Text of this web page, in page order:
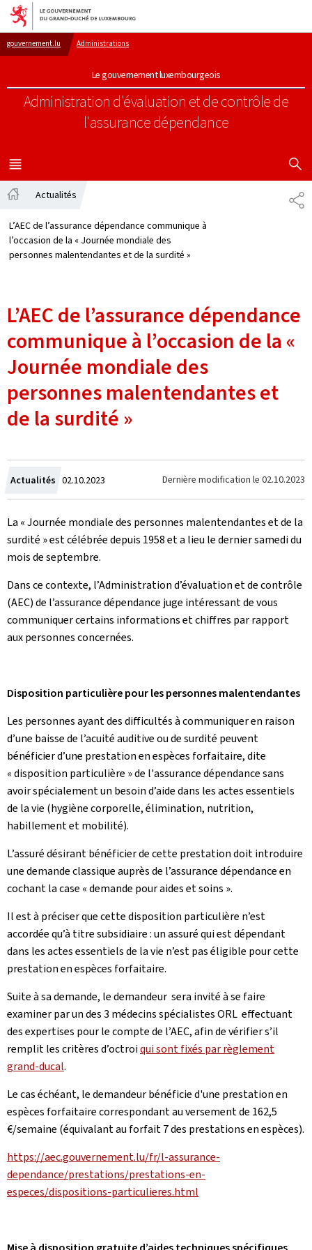
Aller au menu principal
Aller au contenu
gouvernement.lu Administrations
Le gouvernement luxembourgeois
Administration d'évaluation et de contrôle de
l'assurance dépendance
MENU
PRINCIPAL
Actualités
L’AEC de l’assurance dépendance communique à
l’occasion de la « Journée mondiale des
personnes malentendantes et de la surdité »
L’AEC de l’assurance dépendance
communique à l’occasion de la «
Journée mondiale des
personnes malentendantes et
de la surdité »
Actualités Crée
le
02.10.2023 Dernière modification le 02.10.2023
La « Journée mondiale des personnes malentendantes et de la
surdité » est célébrée depuis 1958 et a lieu le dernier samedi du
mois de septembre.
Dans ce contexte, l’Administration d’évaluation et de contrôle
(AEC) de l’assurance dépendance juge intéressant de vous
communiquer certains informations et chiffres par rapport
aux personnes concernées.
Disposition particulière pour les personnes malentendantes
Les personnes ayant des difficultés à communiquer en raison
d’une baisse de l’acuité auditive ou de surdité peuvent
bénéficier d’une prestation en espèces forfaitaire, dite
« disposition particulière » de l'assurance dépendance sans
avoir spécialement un besoin d’aide dans les actes essentiels
de la vie (hygiène corporelle, élimination, nutrition,
habillement et mobilité).
L’assuré désirant bénéficier de cette prestation doit introduire
une demande classique auprès de l’assurance dépendance en
cochant la case « demande pour aides et soins ».
Il est à préciser que cette disposition particulière n’est
accordée qu’à titre subsidiaire : un assuré qui est dépendant
dans les actes essentiels de la vie n’est pas éligible pour cette
prestation en espèces forfaitaire.
Suite à sa demande, le demandeur sera invité à se faire
examiner par un des 3 médecins spécialistes ORL effectuant
des expertises pour le compte de l’AEC, afin de vérifier s’il
remplit les critères d’octroiqui sont fixés par règlement
grand-ducal.
Le cas échéant, le demandeur bénéficie d'une prestation en
espèces forfaitaire correspondant au versement de 162,5
€/semaine (équivalant au forfait 7 des prestations en espèces).
https://aec.gouvernement.lu/fr/l-assurance-
dependance/prestations/prestations-en-
especes/dispositions-particulieres.html